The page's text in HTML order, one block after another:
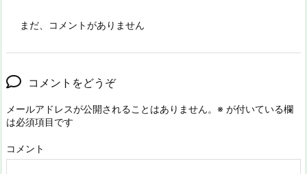
まだ、コメントがありません
コメントをどうぞ
メールアドレスが公開されることはありません。 ※ が付いている欄
は必須項目です
コメント